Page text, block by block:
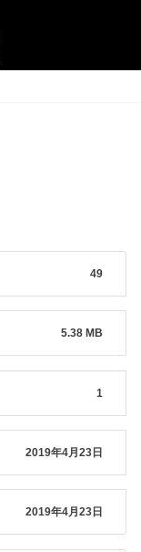
49
5.38 MB
1
2019年4月23日
2019年4月23日